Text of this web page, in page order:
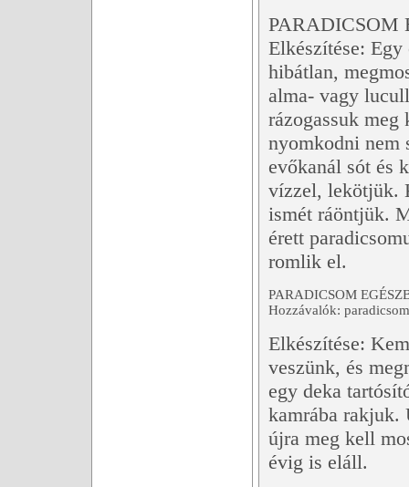
PARADICSOM
Elkészítése:
hibátlan,
alma- vagy
rázogassuk
nyomkodni nem
evőkanál sót és
vízzel, lekötjük.
ismét ráöntjük.
érett
romlik el.
PARADICSOM
Hozzávalók:
Elkészítése:
veszünk, és
egy deka
kamrába rakjuk.
újra meg kell
évig is eláll.